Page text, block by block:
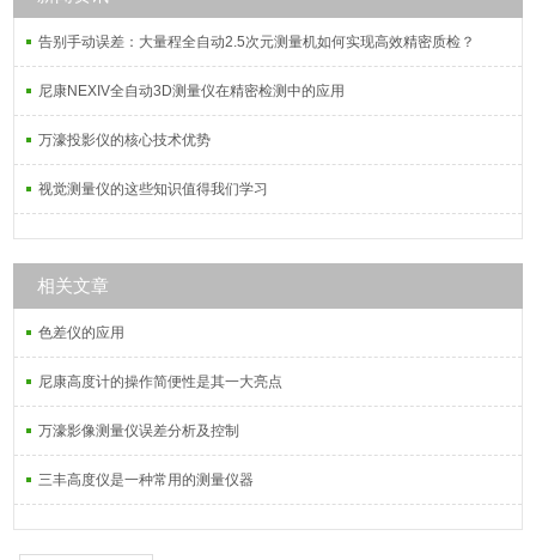
告别手动误差：大量程全自动2.5次元测量机如何实现高效精密质检？
尼康NEXIV全自动3D测量仪在精密检测中的应用
万濠投影仪的核心技术优势
视觉测量仪的这些知识值得我们学习
相关文章
色差仪的应用
尼康高度计的操作简便性是其一大亮点
万濠影像测量仪误差分析及控制
三丰高度仪是一种常用的测量仪器